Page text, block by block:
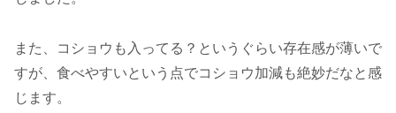
また、コショウも入ってる？というぐらい存在感が薄いで
すが、食べやすいという点でコショウ加減も絶妙だなと感
じます。